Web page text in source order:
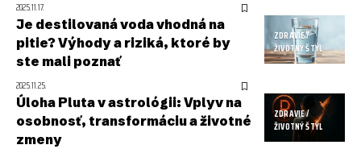
2025.11.17.
ZDRAVIE /
ŽIVOTNÝ ŠTÝL
Je destilovaná voda vhodná na
pitie? Výhody a riziká, ktoré by
ste mali poznať
2025.11.25.
ZDRAVIE /
ŽIVOTNÝ ŠTÝL
Úloha Pluta v astrológii: Vplyv na
osobnosť, transformáciu a životné
zmeny